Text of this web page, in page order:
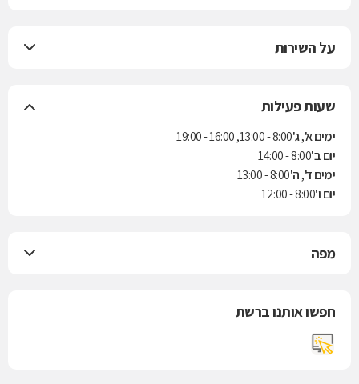
על השירות
שעות פעילות
ימים א', ג'8:00 - 13:00, 16:00 - 19:00
יום ב'8:00 - 14:00
ימים ד', ה'8:00 - 13:00
יום ו'8:00 - 12:00
מפה
חפשו אותנו ברשת